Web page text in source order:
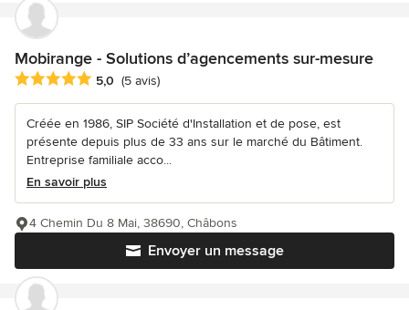
Mobirange - Solutions d’agencements sur-mesure
Note moyenne : 5 étoiles sur 5
5,0 (5 avis)
Créée en 1986, SIP Société d'Installation et de pose, est
présente depuis plus de 33 ans sur le marché du Bâtiment.
Entreprise familiale acco...
En savoir plus
Envoyer un message
4 Chemin Du 8 Mai, 38690, Châbons